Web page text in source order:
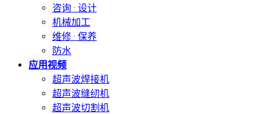
咨询 · 设计
机械加工
维修 · 保养
防水
应用视频
超声波焊接机
超声波缝纫机
超声波切割机